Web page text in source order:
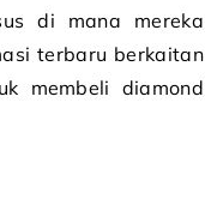
di mana mereka
terbaru berkaitan
membeli diamond